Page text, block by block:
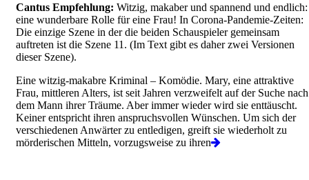
Cantus Empfehlung: Witzig, makaber und spannend und endlich:
eine wunderbare Rolle für eine Frau! In Corona-Pandemie-Zeiten:
Die einzige Szene in der die beiden Schauspieler gemeinsam
auftreten ist die Szene 11. (Im Text gibt es daher zwei Versionen
dieser Szene).
Eine witzig-makabre Kriminal – Komödie. Mary, eine attraktive
Frau, mittleren Alters, ist seit Jahren verzweifelt auf der Suche nach
dem Mann ihrer Träume. Aber immer wieder wird sie enttäuscht.
Keiner entspricht ihren anspruchsvollen Wünschen. Um sich der
verschiedenen Anwärter zu entledigen, greift sie wiederholt zu
mörderischen Mitteln, vorzugsweise zu ihren